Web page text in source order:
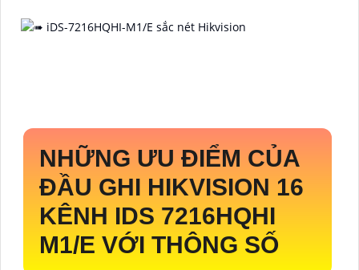
NHỮNG ƯU ĐIỂM CỦA
ĐẦU GHI HIKVISION 16
KÊNH IDS 7216HQHI
M1/E VỚI THÔNG SỐ